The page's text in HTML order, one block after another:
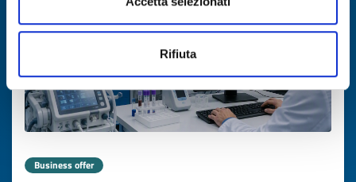
Rifiuta
Business offer